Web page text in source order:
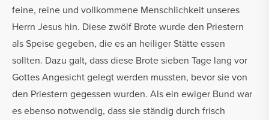
feine, reine und vollkommene Menschlichkeit unseres
Herrn Jesus hin. Diese zwölf Brote wurde den Priestern
als Speise gegeben, die es an heiliger Stätte essen
sollten. Dazu galt, dass diese Brote sieben Tage lang vor
Gottes Angesicht gelegt werden mussten, bevor sie von
den Priestern gegessen wurden. Als ein ewiger Bund war
es ebenso notwendig, dass sie ständig durch frisch